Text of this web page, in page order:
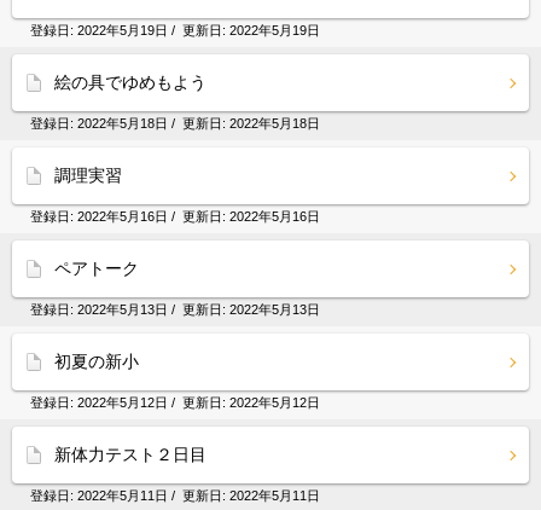
登録日: 2022年5月19日 / 更新日: 2022年5月19日
絵の具でゆめもよう
登録日: 2022年5月18日 / 更新日: 2022年5月18日
調理実習
登録日: 2022年5月16日 / 更新日: 2022年5月16日
ペアトーク
登録日: 2022年5月13日 / 更新日: 2022年5月13日
初夏の新小
登録日: 2022年5月12日 / 更新日: 2022年5月12日
新体力テスト２日目
登録日: 2022年5月11日 / 更新日: 2022年5月11日